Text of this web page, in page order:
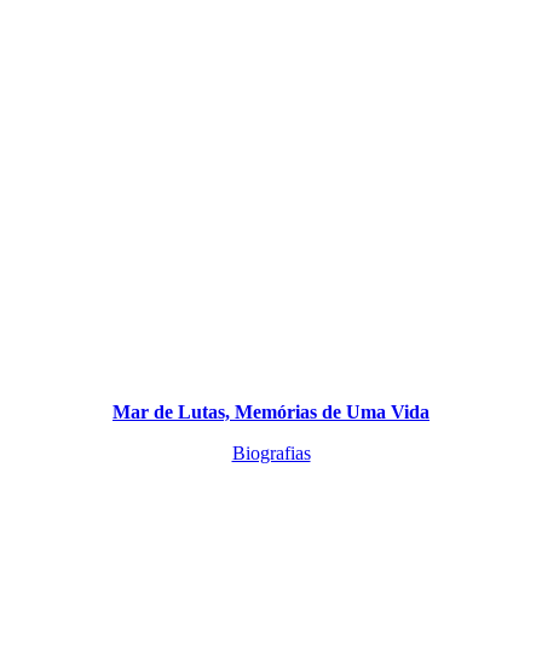
Mar de Lutas, Memórias de Uma Vida
Biografias